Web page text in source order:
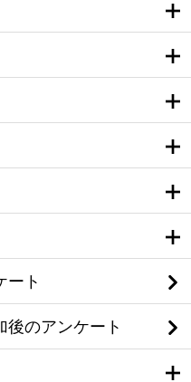
ート
後のアンケート